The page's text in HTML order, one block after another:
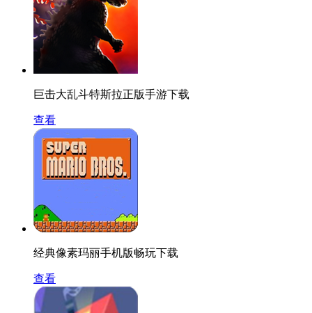
巨击大乱斗特斯拉正版手游下载
查看
经典像素玛丽手机版畅玩下载
查看